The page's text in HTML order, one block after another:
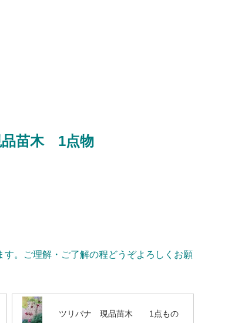
品苗木 1点物
。ご理解・ご了解の程どうぞよろしくお願
ツリバナ 現品苗木 1点もの